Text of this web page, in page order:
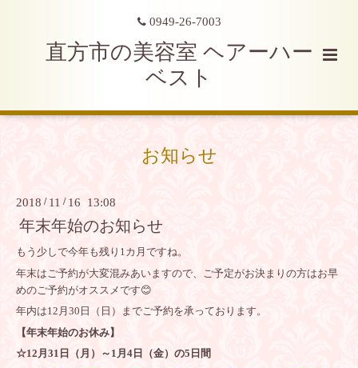
0949-26-7003
直方市の美容室 ヘアーハー
ベスト
お知らせ
2018 / 11 / 16 13:08
年末年始のお知らせ
もう少しで今年も残り1カ月ですね。
年末はご予約が大変混みあいますので、ご予定がお決まりの方はお早
めのご予約がオススメです😊
年内は12月30日（日）までご予約を承っております。
【年末年始のお休み】
☆12月31日（月）～1月4日（金）の5日間